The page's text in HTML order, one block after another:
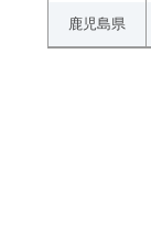
鹿児島県